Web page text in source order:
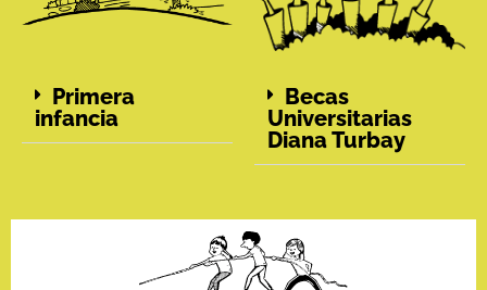
Primera
infancia
Becas
Universitarias
Diana Turbay